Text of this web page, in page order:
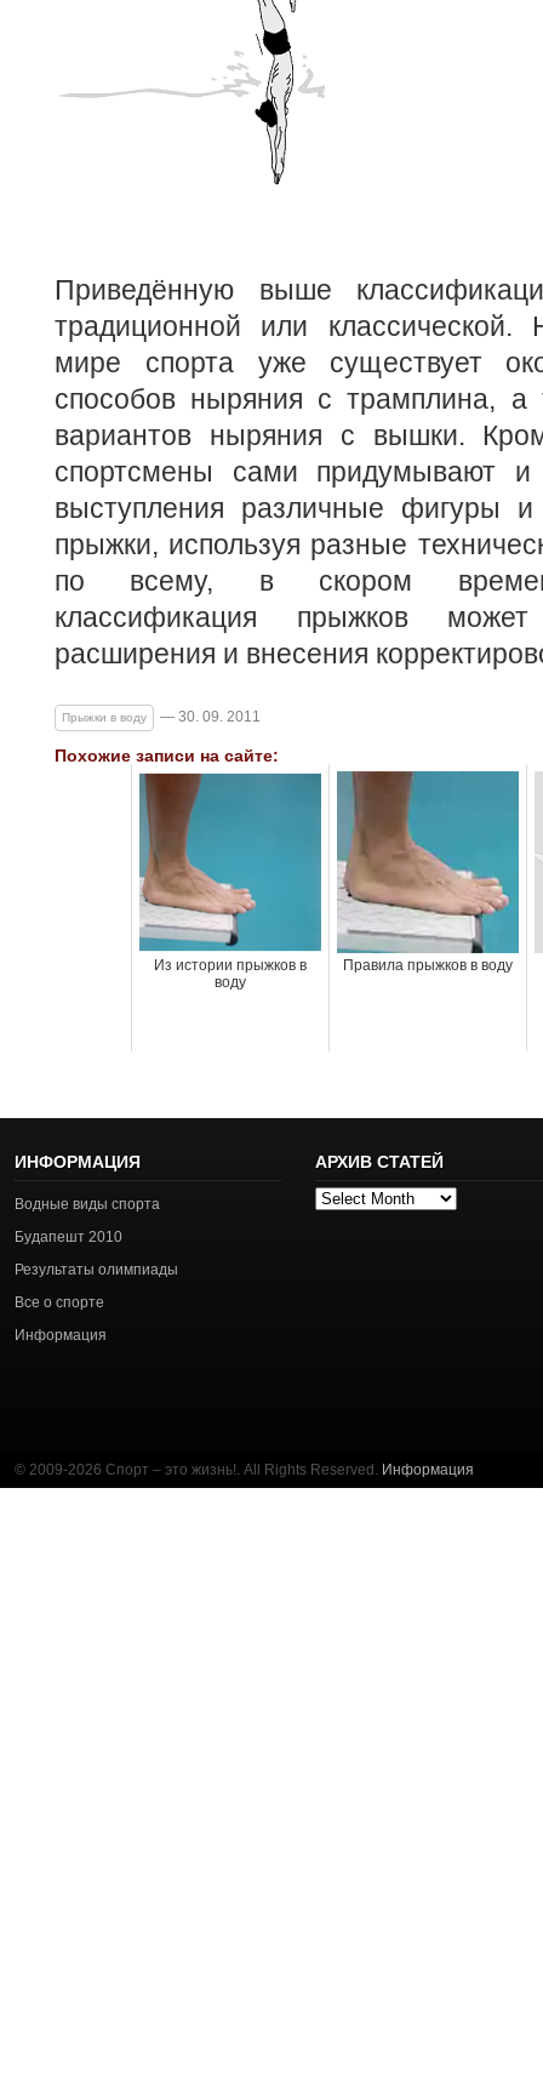
Приведённую выше
традиционной или
мире спорта уже существует
способов ныряния с трамплина,
вариантов ныряния с вышки.
спортсмены сами придумывают
выступления различные фигуры
прыжки, используя разные
по всему, в скором
классификация прыжков
расширения и внесения
Прыжки в воду — 30. 09. 2011
Похожие записи на сайте:
Из истории прыжков в
воду
Правила прыжков в воду
ИНФОРМАЦИЯ
Водные виды спорта
Будапешт 2010
Результаты олимпиады
Все о спорте
Информация
АРХИВ СТАТЕЙ
Архив
© 2009-2026 Спорт – это жизнь!. All Rights Reserved. Информация